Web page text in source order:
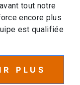
tout notre
encore plus
est qualifiée
PLUS